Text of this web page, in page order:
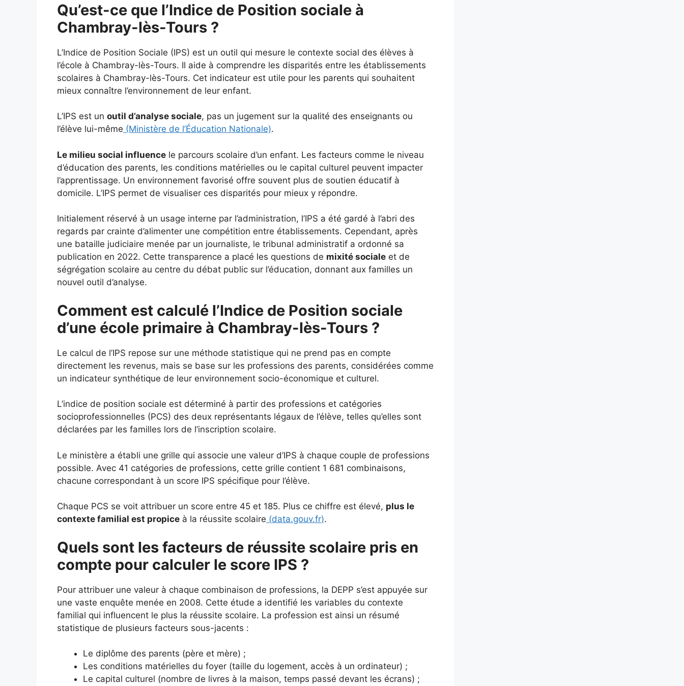
Qu’est-ce que l’Indice de Position sociale à
Chambray-lès-Tours ?
L’Indice de Position Sociale (IPS) est un outil qui mesure le contexte social des élèves à
l’école à Chambray-lès-Tours. Il aide à comprendre les disparités entre les établissements
scolaires à Chambray-lès-Tours. Cet indicateur est utile pour les parents qui souhaitent
mieux connaître l’environnement de leur enfant.
L’IPS est un outil d’analyse sociale, pas un jugement sur la qualité des enseignants ou
l’élève lui-même (Ministère de l’Éducation Nationale).
Le milieu social influence le parcours scolaire d’un enfant. Les facteurs comme le niveau
d’éducation des parents, les conditions matérielles ou le capital culturel peuvent impacter
l’apprentissage. Un environnement favorisé offre souvent plus de soutien éducatif à
domicile. L’IPS permet de visualiser ces disparités pour mieux y répondre.
Initialement réservé à un usage interne par l’administration, l’IPS a été gardé à l’abri des
regards par crainte d’alimenter une compétition entre établissements. Cependant, après
une bataille judiciaire menée par un journaliste, le tribunal administratif a ordonné sa
publication en 2022. Cette transparence a placé les questions de mixité sociale et de
ségrégation scolaire au centre du débat public sur l’éducation, donnant aux familles un
nouvel outil d’analyse.
Comment est calculé l’Indice de Position sociale
d’une école primaire à Chambray-lès-Tours ?
Le calcul de l’IPS repose sur une méthode statistique qui ne prend pas en compte
directement les revenus, mais se base sur les professions des parents, considérées comme
un indicateur synthétique de leur environnement socio-économique et culturel.
L’indice de position sociale est déterminé à partir des professions et catégories
socioprofessionnelles (PCS) des deux représentants légaux de l’élève, telles qu’elles sont
déclarées par les familles lors de l’inscription scolaire.
Le ministère a établi une grille qui associe une valeur d’IPS à chaque couple de professions
possible. Avec 41 catégories de professions, cette grille contient 1 681 combinaisons,
chacune correspondant à un score IPS spécifique pour l’élève.
Chaque PCS se voit attribuer un score entre 45 et 185. Plus ce chiffre est élevé, plus le
contexte familial est propice à la réussite scolaire (data.gouv.fr).
Quels sont les facteurs de réussite scolaire pris en
compte pour calculer le score IPS ?
Pour attribuer une valeur à chaque combinaison de professions, la DEPP s’est appuyée sur
une vaste enquête menée en 2008. Cette étude a identifié les variables du contexte
familial qui influencent le plus la réussite scolaire. La profession est ainsi un résumé
statistique de plusieurs facteurs sous-jacents :
Le diplôme des parents (père et mère) ;
Les conditions matérielles du foyer (taille du logement, accès à un ordinateur) ;
Le capital culturel (nombre de livres à la maison, temps passé devant les écrans) ;